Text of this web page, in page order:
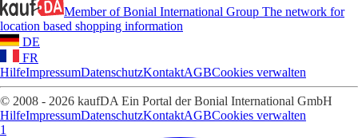
Member of Bonial International Group The network for
location based shopping information
DE
FR
HilfeImpressumDatenschutzKontaktAGBCookies verwalten
© 2008 - 2026 kaufDA Ein Portal der Bonial International GmbH
HilfeImpressumDatenschutzKontaktAGBCookies verwalten
1